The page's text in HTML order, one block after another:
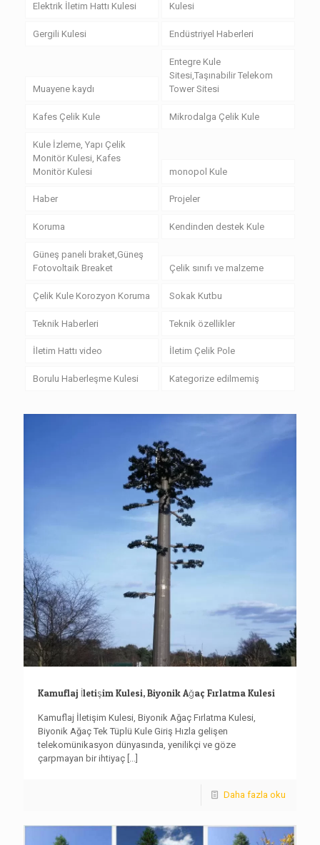
Elektrik İletim Hattı Kulesi
Kulesi
Gergili Kulesi Endüstriyel Haberleri
Muayene kaydı
Entegre Kule
Sitesi,Taşınabilir Telekom
Tower Sitesi
Kafes Çelik Kule Mikrodalga Çelik Kule
Kule İzleme, Yapı Çelik
Monitör Kulesi, Kafes
Monitör Kulesi
monopol Kule
Haber Projeler
Koruma Kendinden destek Kule
Güneş paneli braket,Güneş
Fotovoltaik Breaket
Çelik sınıfı ve malzeme
Çelik Kule Korozyon Koruma Sokak Kutbu
Teknik Haberleri Teknik özellikler
İletim Hattı video İletim Çelik Pole
Borulu Haberleşme Kulesi Kategorize edilmemiş
Kamuflaj İletişim Kulesi, Biyonik Ağaç Fırlatma Kulesi
Kamuflaj İletişim Kulesi, Biyonik Ağaç Fırlatma Kulesi,
Biyonik Ağaç Tek Tüplü Kule Giriş Hızla gelişen
telekomünikasyon dünyasında, yenilikçi ve göze
çarpmayan bir ihtiyaç
Daha fazla oku